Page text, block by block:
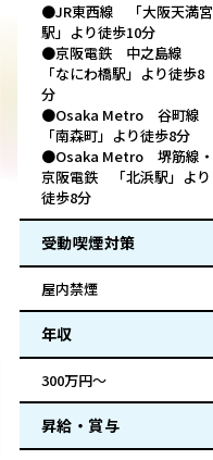
●JR東西線 「大阪天満宮
駅」より徒歩10分
●京阪電鉄 中之島線
「なにわ橋駅」より徒歩8
分
●Osaka Metro 谷町線
「南森町」より徒歩8分
●Osaka Metro 堺筋線・
京阪電鉄 「北浜駅」より
徒歩8分
受動喫煙対策
屋内禁煙
年収
300万円～
昇給・賞与